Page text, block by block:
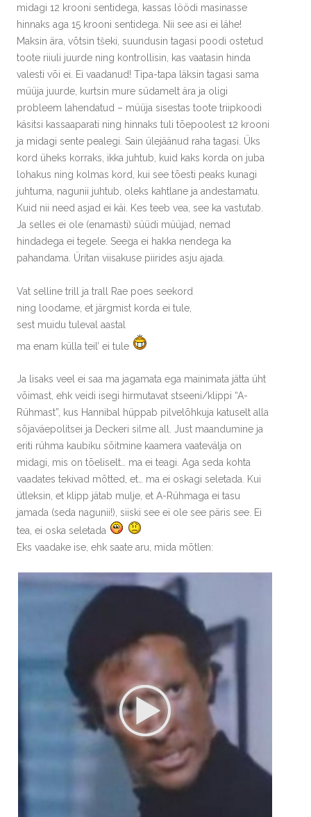
midagi 12 krooni sentidega, kassas löödi masinasse
hinnaks aga 15 krooni sentidega. Nii see asi ei lähe!
Maksin ära, võtsin tšeki, suundusin tagasi poodi ostetud
toote riiuli juurde ning kontrollisin, kas vaatasin hinda
valesti või ei. Ei vaadanud! Tipa-tapa läksin tagasi sama
müüja juurde, kurtsin mure südamelt ära ja oligi
probleem lahendatud – müüja sisestas toote triipkoodi
käsitsi kassaaparati ning hinnaks tuli tõepoolest 12 krooni
ja midagi sente pealegi. Sain ülejäänud raha tagasi. Üks
kord üheks korraks, ikka juhtub, kuid kaks korda on juba
lohakus ning kolmas kord, kui see tõesti peaks kunagi
juhtuma, nagunii juhtub, oleks kahtlane ja andestamatu.
Kuid nii need asjad ei käi. Kes teeb vea, see ka vastutab.
Ja selles ei ole (enamasti) süüdi müüjad, nemad
hindadega ei tegele. Seega ei hakka nendega ka
pahandama. Üritan viisakuse piirides asju ajada.
Vat selline trill ja trall Rae poes seekord
ning loodame, et järgmist korda ei tule,
sest muidu tuleval aastal
ma enam külla teil’ ei tule
Ja lisaks veel ei saa ma jagamata ega mainimata jätta üht
võimast, ehk veidi isegi hirmutavat stseeni/klippi “A-
Rühmast”, kus Hannibal hüppab pilvelõhkuja katuselt alla
sõjaväepolitsei ja Deckeri silme all. Just maandumine ja
eriti rühma kaubiku sõitmine kaamera vaatevälja on
midagi, mis on tõeliselt… ma ei teagi. Aga seda kohta
vaadates tekivad mõtted, et… ma ei oskagi seletada. Kui
ütleksin, et klipp jätab mulje, et A-Rühmaga ei tasu
jamada (seda nagunii!), siiski see ei ole see päris see. Ei
tea, ei oska seletada
Eks vaadake ise, ehk saate aru, mida mõtlen: